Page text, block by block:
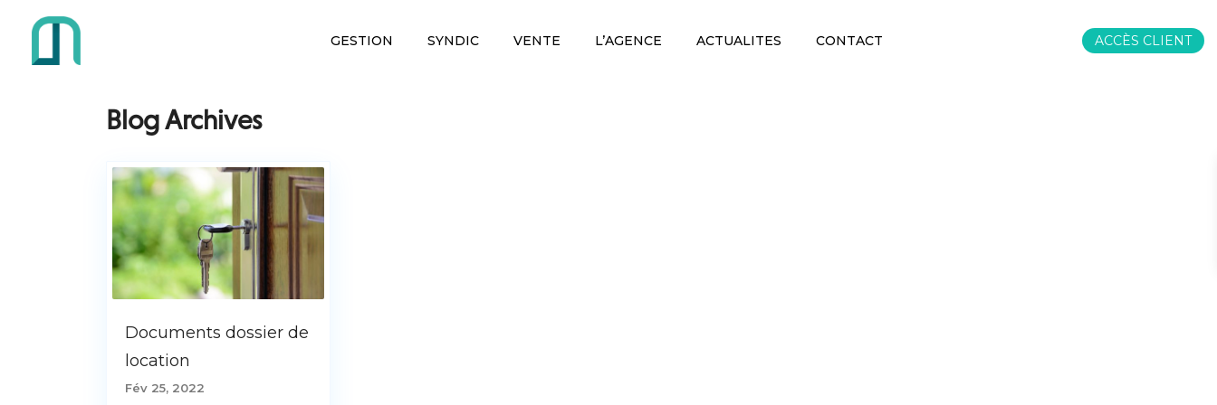
ACCÈS CLIENT
GESTION SYNDIC VENTE L’AGENCE ACTUALITES CONTACT
Blog Archives
Documents dossier de
location
Fév 25, 2022